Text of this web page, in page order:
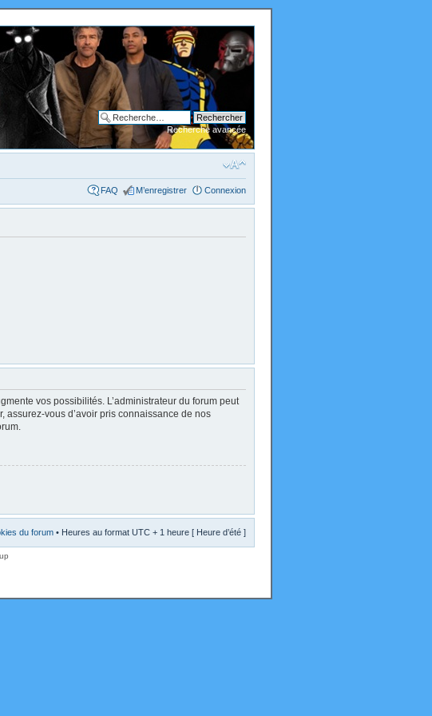
Recherche avancée
FAQ M’enregistrer Connexion
vos possibilités. L’administrateur du forum peut
vous d’avoir pris connaissance de nos
du forum • Heures au format UTC + 1 heure [ Heure d’été ]